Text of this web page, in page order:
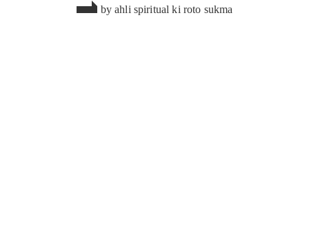
byahli spiritual ki roto sukma